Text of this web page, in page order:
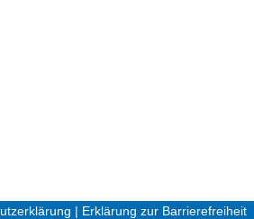
Erklärung zur Barrierefreiheit